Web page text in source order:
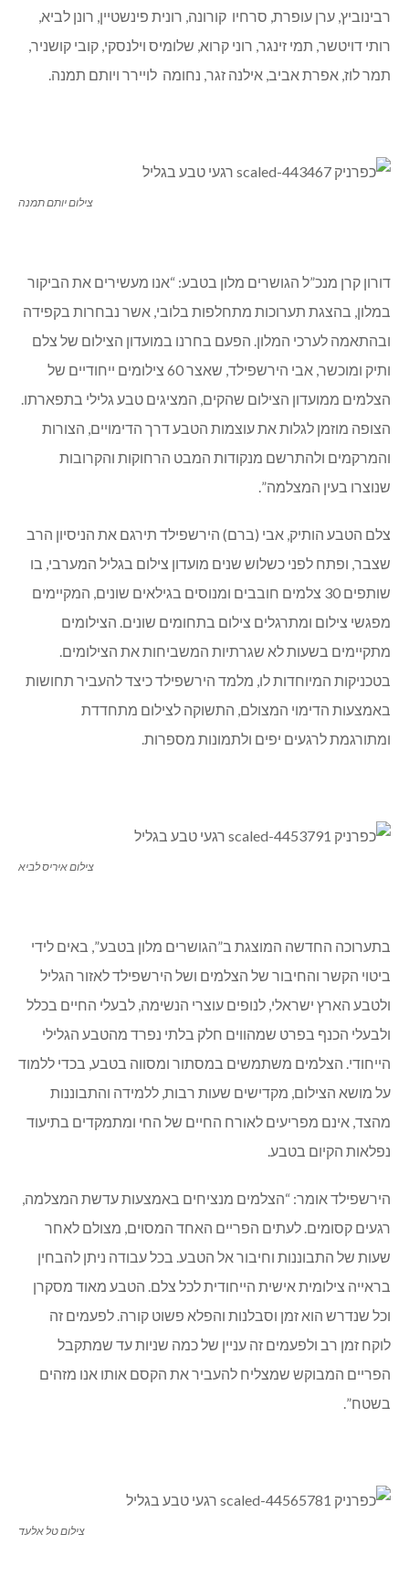
רבינוביץ, ערן עופרת, סרחיו קורונה, רונית פינשטיין, רונן לביא,
רותי דויטשר, תמי זינגר, רוני קרוא, שלומיס וילנסקי, קובי קושניר,
תמר לוז, אפרת אביב, אילנה זגר, נחומה לויירר ויותם תמנה.
צילום יותם תמנה
דורון קרן מנכ”ל הגושרים מלון בטבע: “אנו מעשירים את הביקור
במלון, בהצגת תערוכות מתחלפות בלובי, אשר נבחרות בקפידה
ובהתאמה לערכי המלון. הפעם בחרנו במועדון הצילום של צלם
ותיק ומוכשר, אבי הירשפילד, שאצר 60 צילומים ייחודיים של
הצלמים ממועדון הצילום שהקים, המציגים טבע גלילי בתפארתו.
הצופה מוזמן לגלות את עוצמות הטבע דרך הדימויים, הצורות
והמרקמים ולהתרשם מנקודות המבט הרחוקות והקרובות
שנוצרו בעין המצלמה”.
צלם הטבע הותיק, אבי (ברם) הירשפילד תירגם את הניסיון הרב
שצבר, ופתח לפני כשלוש שנים מועדון צילום בגליל המערבי, בו
שותפים 30 צלמים חובבים ומנוסים בגילאים שונים, המקיימים
מפגשי צילום ומתרגלים צילום בתחומים שונים. הצילומים
מתקיימים בשעות לא שגרתיות המשביחות את הצילומים.
בטכניקות המיוחדות לו, מלמד הירשפילד כיצד להעביר תחושות
באמצעות הדימוי המצולם, התשוקה לצילום מתחדדת
ומתורגמת לרגעים יפים ולתמונות מספרות.
צילום איריס לביא
בתערוכה החדשה המוצגת ב”הגושרים מלון בטבע”, באים לידי
ביטוי הקשר והחיבור של הצלמים ושל הירשפילד לאזור הגליל
ולטבע הארץ ישראלי, לנופים עוצרי הנשימה, לבעלי החיים בכלל
ולבעלי הכנף בפרט שמהווים חלק בלתי נפרד מהטבע הגלילי
הייחודי. הצלמים משתמשים במסתור ומסווה בטבע, בכדי ללמוד
על מושא הצילום, מקדישים שעות רבות, ללמידה והתבוננות
מהצד, אינם מפריעים לאורח החיים של החי ומתמקדים בתיעוד
נפלאות הקיום בטבע.
הירשפילד אומר: “הצלמים מנציחים באמצעות עדשת המצלמה,
רגעים קסומים. לעתים הפריים האחד המסוים, מצולם לאחר
שעות של התבוננות וחיבור אל הטבע. בכל עבודה ניתן להבחין
בראייה צילומית אישית הייחודית לכל צלם. הטבע מאוד מסקרן
וכל שנדרש הוא זמן וסבלנות והפלא פשוט קורה. לפעמים זה
לוקח זמן רב ולפעמים זה עניין של כמה שניות עד שמתקבל
הפריים המבוקש שמצליח להעביר את הקסם אותו אנו מזהים
בשטח”.
צילום טל אלעד